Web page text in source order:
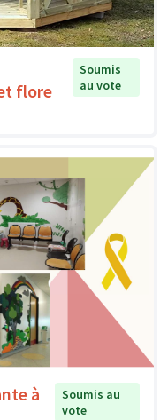
flore
Soumis
au vote
à
Soumis au
vote